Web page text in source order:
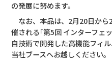
の発展に努めます。
なお、本品は、2月20日から
催される｢第5回 インターフェ
自技術で開発した高機能フィ
当社ブースへお越しください。